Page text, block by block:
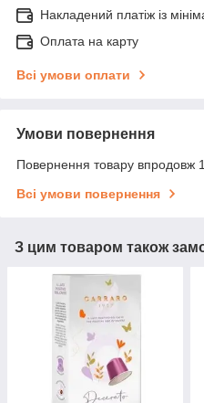
Накладений платіж із
Оплата на карту
Всі умови оплати
Умови повернення
Повернення товару впродовж
Всі умови повернення
З цим товаром також